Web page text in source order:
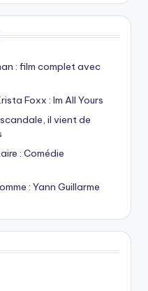
: film complet avec
Foxx : Im All Yours
il vient de
: Comédie
: Yann Guillarme